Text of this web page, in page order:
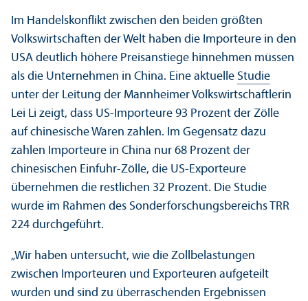
Im Handels­konflikt zwischen den beiden größten
Volkswirtschaften der Welt haben die Importeure in den
USA deutlich höhere Preisanstiege hinnehmen müssen
als die Unter­nehmen in China. Eine aktuelle Studie
unter der Leitung der Mannheimer Volkswirtschaft­lerin
Lei Li zeigt, dass US-Importeure 93 Prozent der Zölle
auf chinesische Waren zahlen. Im Gegensatz dazu
zahlen Importeure in China nur 68 Prozent der
chinesischen Einfuhr-Zölle, die US-Exporteure
übernehmen die restlichen 32 Prozent. Die Studie
wurde im Rahmen des Sonderforschungs­bereichs TRR
224 durchgeführt.
„Wir haben unter­sucht, wie die Zollbelastungen
zwischen Importeuren und Exporteuren aufgeteilt
wurden und sind zu überraschenden Ergebnissen